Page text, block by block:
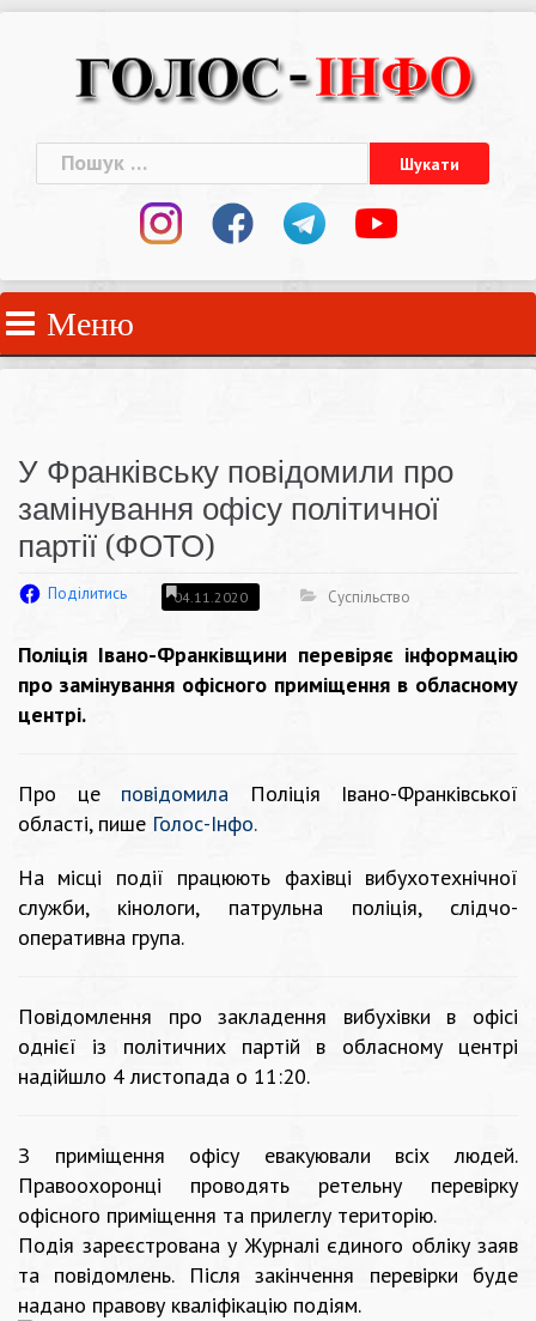
Пошук:
Меню
У Франківську повідомили про
замінування офісу політичної
партії (ФОТО)
Поділитись 04.11.2020 Суспільство
Поліція Івано-Франківщини перевіряє інформацію
про замінування офісного приміщення в обласному
центрі.
Про це повідомила
Поліція Івано-Франківської
області, пише Голос-Інфо.
На місці події працюють фахівці вибухотехнічної
служби, кінологи, патрульна поліція, слідчо-
оперативна група.
Повідомлення про закладення вибухівки в офісі
однієї із політичних партій в обласному центрі
надійшло 4 листопада о 11:20.
З приміщення офісу евакуювали всіх людей.
Правоохоронці проводять ретельну перевірку
офісного приміщення та прилеглу територію.
Подія зареєстрована у Журналі єдиного обліку заяв
та повідомлень. Після закінчення перевірки буде
надано правову кваліфікацію подіям.